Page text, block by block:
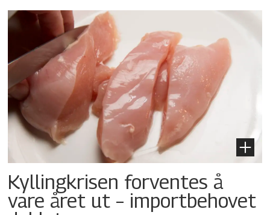
Kyllingkrisen forventes å
vare året ut – importbehovet